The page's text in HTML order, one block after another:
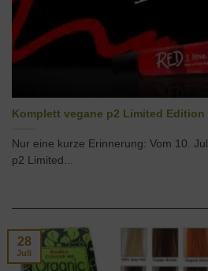
Komplett vegane p2 Limited Edition
Nur eine kurze Erinnerung: Vom 10.
p2 Limited...
28
Juli